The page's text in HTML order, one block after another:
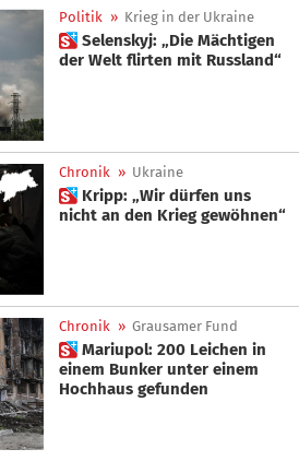
Politik » Krieg in der Ukraine
 Selenskyj: „Die Mächtigen
der Welt flirten mit Russland“
Chronik » Ukraine
 Kripp: „Wir dürfen uns
nicht an den Krieg gewöhnen“
Chronik » Grausamer Fund
 Mariupol: 200 Leichen in
einem Bunker unter einem
Hochhaus gefunden